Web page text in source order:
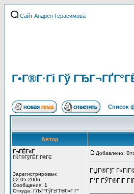
Сайт Андрея Герасимова
Г•Г®Г·Гі Гў
Список
Автор
Г¬ГЁГ«Г
ГЌГ®ГўГЁГ·Г®ГЄ
Зарегистрирован:
02.05.2006
Сообщения: 1
Откуда: ГЉГ°ГўГ±Г­Г®Г¤Г Г°
Добавлено:
ГЏГ®Г¦Г
Г°Г ГЎГ®ГІГ